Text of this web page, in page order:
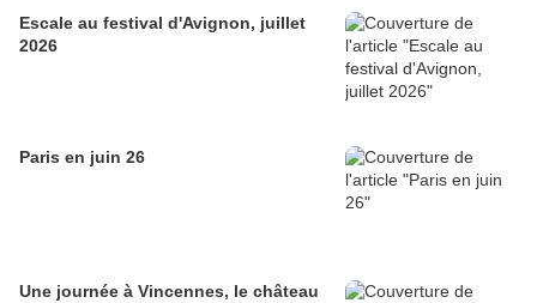
Escale au festival d'Avignon, juillet
2026
Paris en juin 26
Une journée à Vincennes, le château